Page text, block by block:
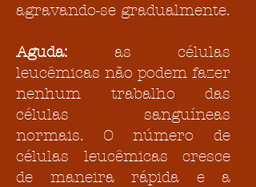
agravando-se gradualmente.
Aguda: as células
leucêmicas não podem fazer
nenhum trabalho das
células sanguíneas
normais. O número de
células leucêmicas cresce
de maneira rápida e a